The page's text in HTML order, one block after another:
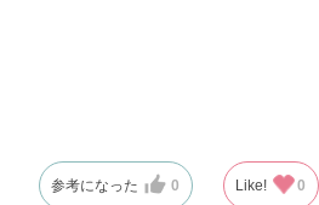
参考になった 0 Like! 0